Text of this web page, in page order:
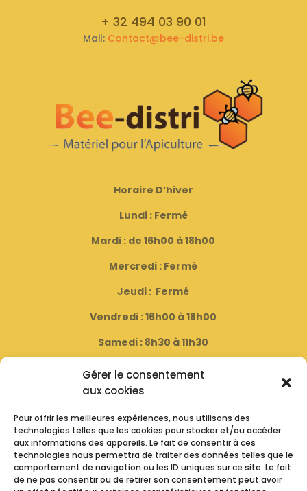
Gérer le consentement
aux cookies
Pour offrir les meilleures expériences, nous utilisons des
technologies telles que les cookies pour stocker et/ou accéder
aux informations des appareils. Le fait de consentir à ces
technologies nous permettra de traiter des données telles que le
comportement de navigation ou les ID uniques sur ce site. Le fait
de ne pas consentir ou de retirer son consentement peut avoir
+ 32 494 03 90 01
Mail: Contact@bee-distri.be
Horaire D’hiver
Lundi : Fermé
Mardi : de 16h00 à 18h00
Mercredi : Fermé
Jeudi : Fermé
Vendredi : 16h00 à 18h00
Samedi : 8h30 à 11h30
( Fermé le dernier samedi du mois )
Horaire D’été
Lundi : Fermé
Mardi : de 16h00 à 19h00